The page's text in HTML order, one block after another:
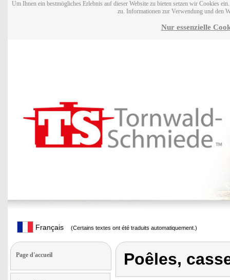
Um Ihnen ein bestmögliches Erlebnis auf dieser Website zu bieten setzen wir Cookies
zu. Informationen zur Verwendung und den
Nur essenzielle
Français (Certains textes ont été traduits automatiquement.)
Page d'accueil Poêles,